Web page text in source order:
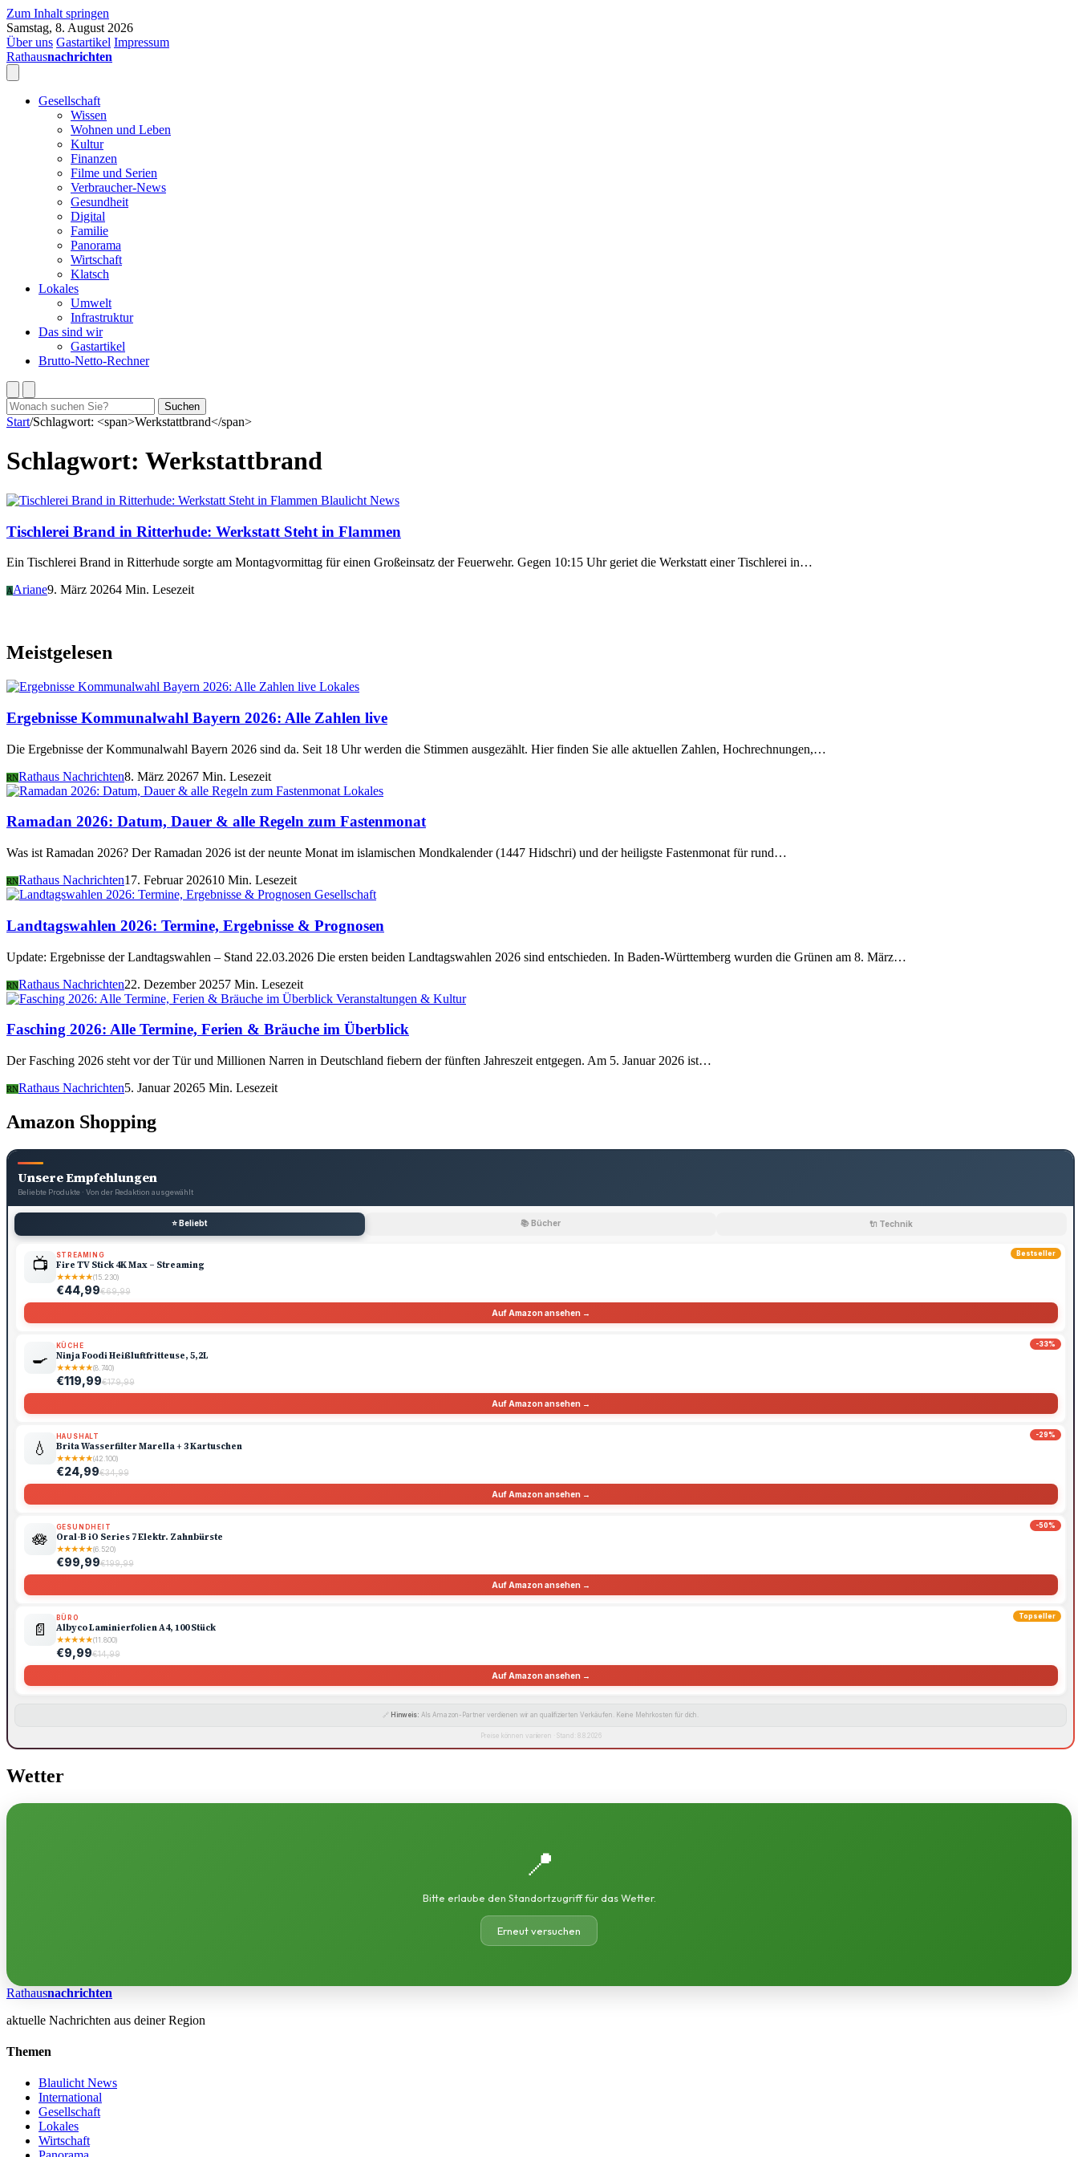
Zum Inhalt springen
Samstag, 8. August 2026
Über uns Gastartikel Impressum
Rathausnachrichten
Gesellschaft
Wissen
Wohnen und Leben
Kultur
Finanzen
Filme und Serien
Verbraucher-News
Gesundheit
Digital
Familie
Panorama
Wirtschaft
Klatsch
Lokales
Umwelt
Infrastruktur
Das sind wir
Gastartikel
Brutto-Netto-Rechner
Suchen
nach:
Suchen
Start/Schlagwort: <span>Werkstattbrand</span>
Schlagwort: Werkstattbrand
Blaulicht News
Tischlerei Brand in Ritterhude: Werkstatt Steht in Flammen
Ein Tischlerei Brand in Ritterhude sorgte am Montagvormittag für einen Großeinsatz der Feuerwehr. Gegen 10:15 Uhr geriet die Werkstatt einer Tischlerei in…
AAriane9. März 20264 Min. Lesezeit
Meistgelesen
Lokales
Ergebnisse Kommunalwahl Bayern 2026: Alle Zahlen live
Die Ergebnisse der Kommunalwahl Bayern 2026 sind da. Seit 18 Uhr werden die Stimmen ausgezählt. Hier finden Sie alle aktuellen Zahlen, Hochrechnungen,…
RNRathaus Nachrichten8. März 20267 Min. Lesezeit
Lokales
Ramadan 2026: Datum, Dauer & alle Regeln zum Fastenmonat
Was ist Ramadan 2026? Der Ramadan 2026 ist der neunte Monat im islamischen Mondkalender (1447 Hidschri) und der heiligste Fastenmonat für rund…
RNRathaus Nachrichten17. Februar 202610 Min. Lesezeit
Gesellschaft
Landtagswahlen 2026: Termine, Ergebnisse & Prognosen
Update: Ergebnisse der Landtagswahlen – Stand 22.03.2026 Die ersten beiden Landtagswahlen 2026 sind entschieden. In Baden-Württemberg wurden die Grünen am 8. März…
RNRathaus Nachrichten22. Dezember 20257 Min. Lesezeit
Veranstaltungen & Kultur
Fasching 2026: Alle Termine, Ferien & Bräuche im Überblick
Der Fasching 2026 steht vor der Tür und Millionen Narren in Deutschland fiebern der fünften Jahreszeit entgegen. Am 5. Januar 2026 ist…
RNRathaus Nachrichten5. Januar 20265 Min. Lesezeit
Amazon Shopping
Unsere Empfehlungen
Beliebte Produkte · Von der Redaktion ausgewählt
⭐ Beliebt 📚 Bücher 🔌 Technik
Bestseller
📺 STREAMING
Fire TV Stick 4K Max – Streaming
★★★★★(15.230)
€44,99€69,99
Auf Amazon ansehen →
-33%
🍳
KÜCHE
Ninja Foodi Heißluftfritteuse, 5,2L
★★★★★(8.740)
€119,99€179,99
Auf Amazon ansehen →
-29%
💧
HAUSHALT
Brita Wasserfilter Marella + 3 Kartuschen
★★★★★(42.100)
€24,99€34,99
Auf Amazon ansehen →
-50%
🪷
GESUNDHEIT
Oral-B iO Series 7 Elektr. Zahnbürste
★★★★★(6.520)
€99,99€199,99
Auf Amazon ansehen →
Topseller
📄
BÜRO
Albyco Laminierfolien A4, 100 Stück
★★★★★(11.800)
€9,99€14,99
Auf Amazon ansehen →
🔗 Hinweis: Als Amazon-Partner verdienen wir an qualifizierten Verkäufen. Keine Mehrkosten für dich.
Preise können variieren · Stand: 8.8.2026
Wetter
📍
Bitte erlaube den Standortzugriff für das Wetter.
Erneut versuchen
Rathausnachrichten
aktuelle Nachrichten aus deiner Region
Themen
Blaulicht News
International
Gesellschaft
Lokales
Wirtschaft